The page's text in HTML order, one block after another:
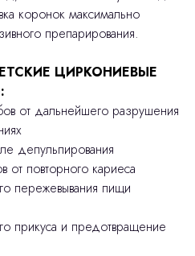
коронок максимально
препарирования.
ЦИРКОНИЕВЫЕ
от дальнейшего разрушения
депульпирования
от повторного кариеса
пережевывания пищи
прикуса и предотвращение